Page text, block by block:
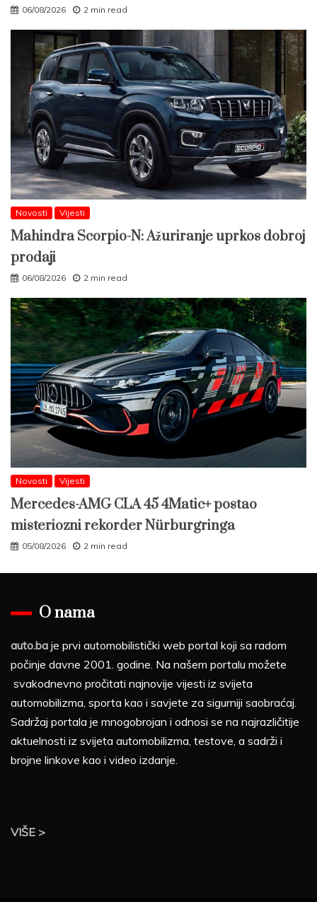
06/08/2026 2 min read
Novosti Vijesti
Mahindra Scorpio-N: Ažuriranje uprkos dobroj
prodaji
06/08/2026 2 min read
Novosti Vijesti
Mercedes-AMG CLA 45 4Matic+ postao
misteriozni rekorder Nürburgringa
05/08/2026 2 min read
O nama
auto.ba je prvi automobilistički web portal koji sa radom
počinje davne 2001. godine. Na našem portalu možete
svakodnevno pročitati najnovije vijesti iz svijeta
automobilizma, sporta kao i savjete za sigurniji saobraćaj.
Sadržaj portala je mnogobrojan i odnosi se na najrazličitije
aktuelnosti iz svijeta automobilizma, testove, a sadrži i
brojne linkove kao i video izdanje.
VIŠE >